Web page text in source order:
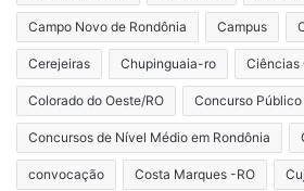
Campo Novo de Rondônia Campus
Cerejeiras Chupinguaia-ro Ciências
Colorado do Oeste/RO Concurso Público
Concursos de Nível Médio em Rondônia
convocação Costa Marques -RO